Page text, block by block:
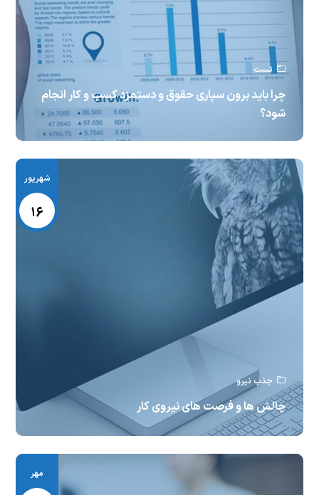
تست
چرا باید برون سپاری حقوق و دستمزد کسب و کار انجام
شود؟
شهریور
۱۶
جذب نیرو
چالش ها و فرصت های نیروی کار
مهر